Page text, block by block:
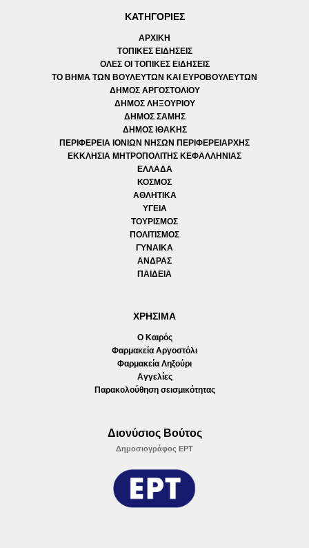
ΚΑΤΗΓΟΡΙΕΣ
ΑΡΧΙΚΗ
ΤΟΠΙΚΕΣ ΕΙΔΗΣΕΙΣ
ΟΛΕΣ ΟΙ ΤΟΠΙΚΕΣ ΕΙΔΗΣΕΙΣ
ΤΟ ΒΗΜΑ ΤΩΝ ΒΟΥΛΕΥΤΩΝ ΚΑΙ ΕΥΡΟΒΟΥΛΕΥΤΩΝ
ΔΗΜΟΣ ΑΡΓΟΣΤΟΛΙΟΥ
ΔΗΜΟΣ ΛΗΞΟΥΡΙΟΥ
ΔΗΜΟΣ ΣΑΜΗΣ
ΔΗΜΟΣ ΙΘΑΚΗΣ
ΠΕΡΙΦΕΡΕΙΑ ΙΟΝΙΩΝ ΝΗΣΩΝ ΠΕΡΙΦΕΡΕΙΑΡΧΗΣ
ΕΚΚΛΗΣΙΑ ΜΗΤΡΟΠΟΛΙΤΗΣ ΚΕΦΑΛΛΗΝΙΑΣ
ΕΛΛΑΔΑ
ΚΟΣΜΟΣ
ΑΘΛΗΤΙΚΑ
ΥΓΕΙΑ
ΤΟΥΡΙΣΜΟΣ
ΠΟΛΙΤΙΣΜΟΣ
ΓΥΝΑΙΚΑ
ΑΝΔΡΑΣ
ΠΑΙΔΕΙΑ
ΧΡΗΣΙΜΑ
Ο Καιρός
Φαρμακεία Αργοστόλι
Φαρμακεία Ληξούρι
Αγγελίες
Παρακολούθηση σεισμικότητας
Διονύσιος Βούτος
Δημοσιογράφος ΕΡΤ